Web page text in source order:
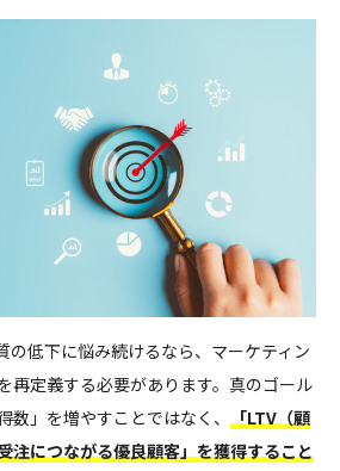
の低下に悩み続けるなら、マーケティン
再定義する必要があります。真のゴール
数」を増やすことではなく、 「LTV（顧
注につながる優良顧客」を獲得すること